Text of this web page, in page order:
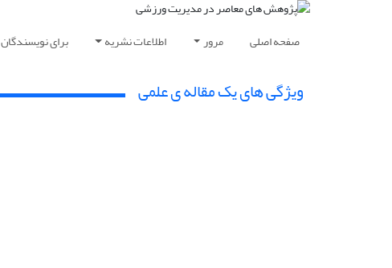
صفحه اصلی مرور اطلاعات نشریه برای نویسندگان
ویژگی های یک مقاله ی علمی